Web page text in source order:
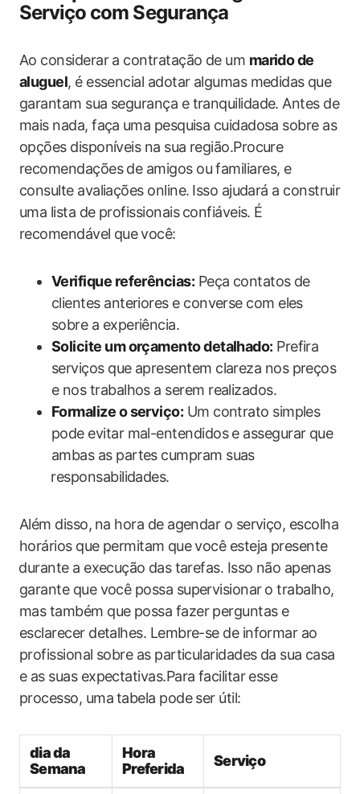
Serviço com Segurança
Ao considerar a contratação de um‌ marido de
aluguel, é essencial adotar algumas medidas⁤ que
garantam sua segurança e tranquilidade. Antes de
mais nada, faça ⁢uma pesquisa cuidadosa sobre as
opções disponíveis na sua região.Procure
recomendações de amigos ou familiares, e
consulte avaliações online. ⁤Isso ajudará a construir
uma lista de profissionais ⁢confiáveis.​ É
recomendável que⁣ você:
Verifique referências: Peça contatos de
clientes anteriores e converse com eles
sobre a experiência.
Solicite um orçamento detalhado: Prefira
serviços que apresentem clareza nos preços
e nos trabalhos a serem realizados.
Formalize o serviço: ​Um contrato ‍simples
pode evitar mal-entendidos e assegurar que
ambas as partes cumpram suas
⁣responsabilidades.
Além disso,⁣ na hora de agendar o serviço, escolha
horários que permitam ⁣que você esteja presente
⁣durante ‍a execução⁣ das tarefas. Isso não apenas
garante que você possa supervisionar ⁤o trabalho,
mas também que possa fazer perguntas e
esclarecer detalhes.​ Lembre-se de informar ao
profissional sobre as particularidades da sua⁤ casa
e as suas expectativas.Para facilitar esse
processo, uma⁢ tabela pode ser útil:
dia da
Semana
Hora
Preferida
Serviço